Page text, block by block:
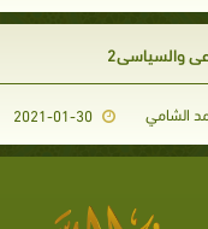
والسياسي2
الشامي 2021-01-30